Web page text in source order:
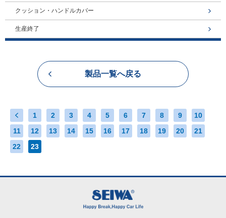
クッション・ハンドルカバー
生産終了
製品一覧へ戻る
1 2 3 4 5 6 7 8 9
10
11
12 13 14 15 16 17 18 19 20
21
22
23